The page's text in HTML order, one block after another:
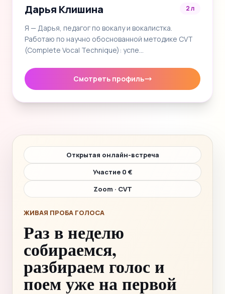
Дарья Клишина 2 л
Я — Дарья, педагог по вокалу и вокалистка.
Работаю по научно обоснованной методике CVT
(Complete Vocal Technique): успе…
Смотреть профиль
Открытая онлайн-встреча
Участие 0 €
Zoom · CVT
ЖИВАЯ ПРОБА ГОЛОСА
Раз в неделю
собираемся,
разбираем голос и
поем уже на первой